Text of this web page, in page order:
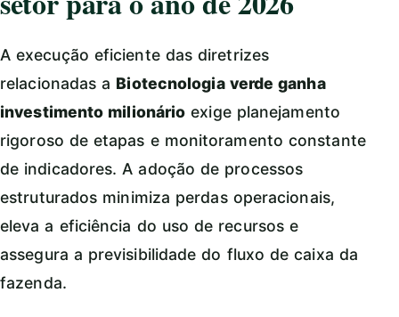
A execução eficiente das diretrizes
relacionadas a Biotecnologia verde ganha
investimento milionário exige planejamento
rigoroso de etapas e monitoramento constante
de indicadores. A adoção de processos
estruturados minimiza perdas operacionais,
eleva a eficiência do uso de recursos e
assegura a previsibilidade do fluxo de caixa da
fazenda.